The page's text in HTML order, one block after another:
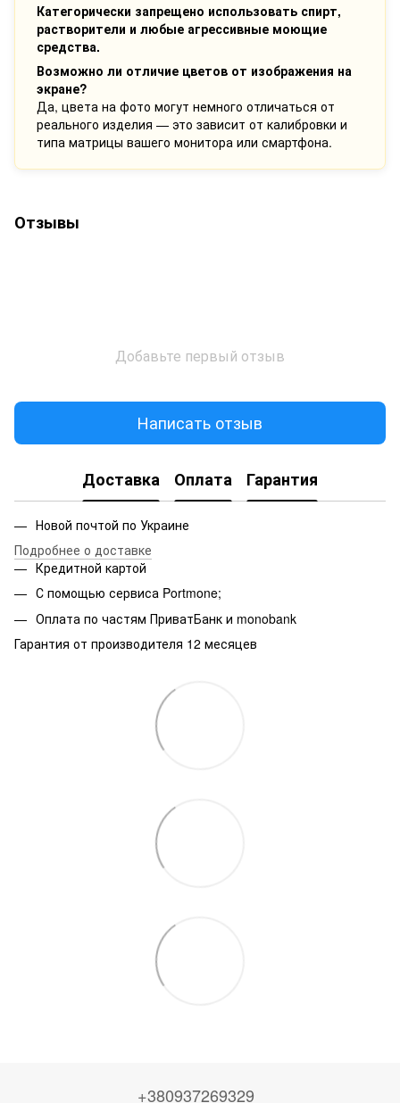
Категорически запрещено использовать спирт,
растворители и любые агрессивные моющие
средства.
Возможно ли отличие цветов от изображения на
экране?
Да, цвета на фото могут немного отличаться от
реального изделия — это зависит от калибровки и
типа матрицы вашего монитора или смартфона.
Отзывы
Добавьте первый отзыв
Написать отзыв
Доставка Оплата Гарантия
Новой почтой по Украине
Подробнее о доставке
Кредитной картой
С помощью сервиса Portmone;
Оплата по частям ПриватБанк и monobank
Гарантия от производителя 12 месяцев
+380937269329